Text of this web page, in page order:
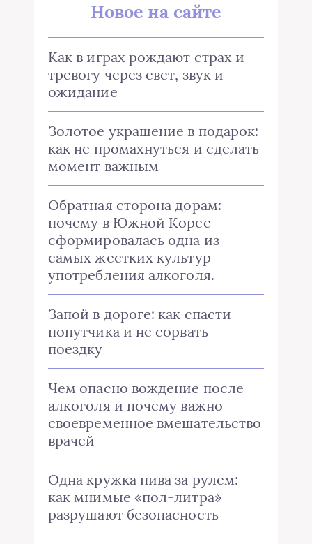
Новое на сайте
Как в играх рождают страх и
тревогу через свет, звук и
ожидание
Золотое украшение в подарок:
как не промахнуться и сделать
момент важным
Обратная сторона дорам:
почему в Южной Корее
сформировалась одна из
самых жестких культур
употребления алкоголя.
Запой в дороге: как спасти
попутчика и не сорвать
поездку
Чем опасно вождение после
алкоголя и почему важно
своевременное вмешательство
врачей
Одна кружка пива за рулем:
как мнимые «пол-литра»
разрушают безопасность